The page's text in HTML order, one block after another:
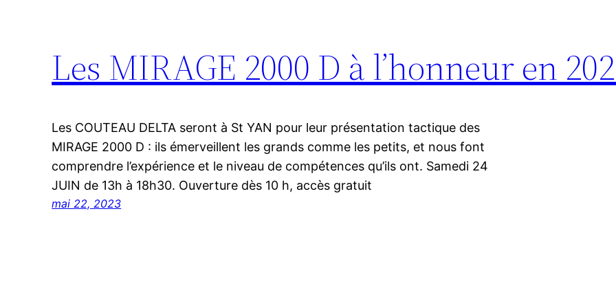
Les MIRAGE 2000 D à l’honneur en
Les COUTEAU DELTA seront à St YAN pour leur présentation tactique des
MIRAGE 2000 D : ils émerveillent les grands comme les petits, et nous font
comprendre l’expérience et le niveau de compétences qu’ils ont. Samedi 24
JUIN de 13h à 18h30. Ouverture dès 10 h, accès gratuit
mai 22, 2023